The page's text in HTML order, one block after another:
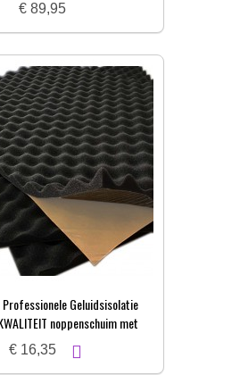
€ 89,95
Professionele Geluidsisolatie
noppenschuim met
laag | 3x50x100cm
€ 16,35